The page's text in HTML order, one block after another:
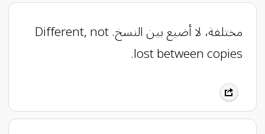
مختلفة، لا أضيع بين النسخ. Different, not
lost between copies.